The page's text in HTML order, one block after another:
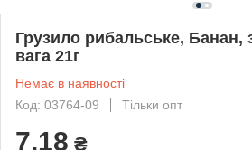
Грузило рибальське, Банан,
вага 21г
Немає в наявності
Код: 03764-09
Тільки опт
7,18 ₴